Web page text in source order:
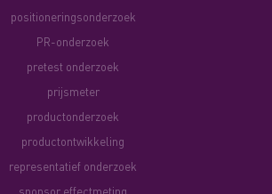
positioneringsonderzoek
PR-onderzoek
pretest onderzoek
prijsmeter
productonderzoek
productontwikkeling
representatief onderzoek
sponsor effectmeting